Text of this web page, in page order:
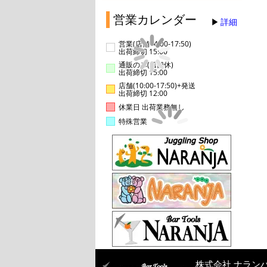
営業カレンダー 詳細
営業(店舗14:00-17:50)
出荷締切 15:00
通販のみ(店舗休)
出荷締切 15:00
店舗(10:00-17:50)+発送
出荷締切 12:00
休業日 出荷業務無し
特殊営業
株式会社 ナラン